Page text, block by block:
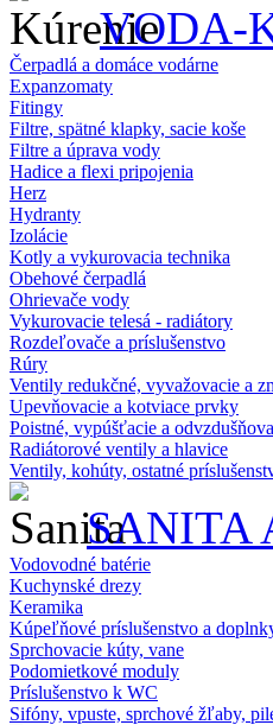
VODA-
Čerpadlá a domáce vodárne
Expanzomaty
Fitingy
Filtre, spätné klapky, sacie koše
Filtre a úprava vody
Hadice a flexi pripojenia
Herz
Hydranty
Izolácie
Kotly a vykurovacia technika
Obehové čerpadlá
Ohrievače vody
Vykurovacie telesá - radiátory
Rozdeľovače a príslušenstvo
Rúry
Ventily redukčné, vyvažovacie a
Upevňovacie a kotviace prvky
Poistné, vypúšťacie a
Radiátorové ventily a hlavice
Ventily, kohúty, ostatné
SANITA
Vodovodné batérie
Kuchynské drezy
Keramika
Kúpeľňové príslušenstvo a
Sprchovacie kúty, vane
Podomietkové moduly
Príslušenstvo k WC
Sifóny, vpuste, sprchové žľaby,